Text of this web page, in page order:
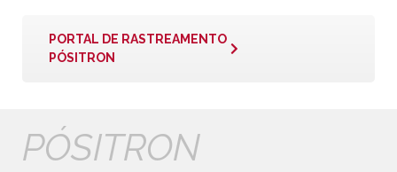
PORTAL DE RASTREAMENTO
PÓSITRON
PÓSITRON